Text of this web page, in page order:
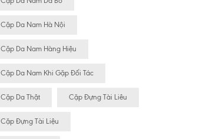
Cặp Da Nam Hà Nội
Cặp Da Nam Hàng Hiệu
Cặp Da Nam Khi Gặp Đối Tác
Cặp Da Thật Cặp Đựng Tài Liêu
Cặp Đựng Tài Liệu